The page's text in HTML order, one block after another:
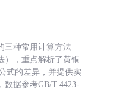
三种常用计算方法
），重点解析了黄铜
式的差异，并提供实
数据参考GB/T 4423-